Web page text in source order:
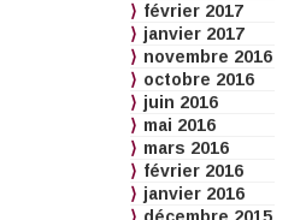
février 2017
janvier 2017
novembre 2016
octobre 2016
juin 2016
mai 2016
mars 2016
février 2016
janvier 2016